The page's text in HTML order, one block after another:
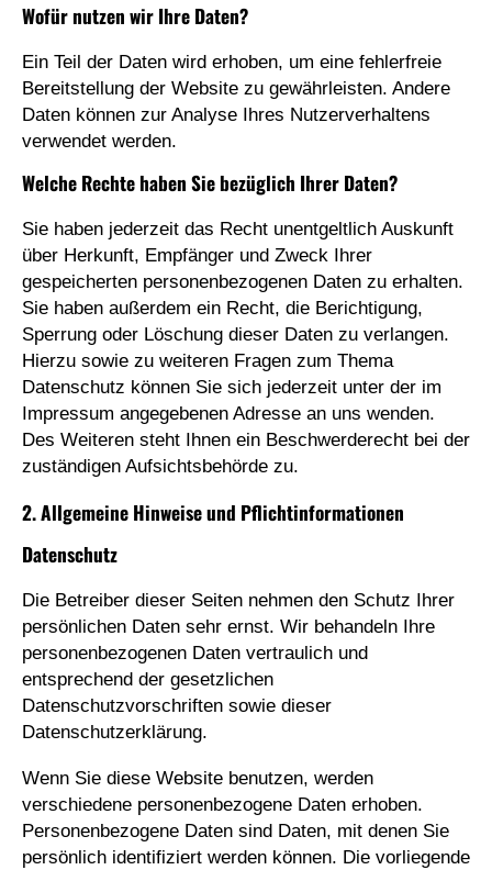
Wofür nutzen wir Ihre Daten?
Ein Teil der Daten wird erhoben, um eine fehlerfreie
Bereitstellung der Website zu gewährleisten. Andere
Daten können zur Analyse Ihres Nutzerverhaltens
verwendet werden.
Welche Rechte haben Sie bezüglich Ihrer Daten?
Sie haben jederzeit das Recht unentgeltlich Auskunft
über Herkunft, Empfänger und Zweck Ihrer
gespeicherten personenbezogenen Daten zu erhalten.
Sie haben außerdem ein Recht, die Berichtigung,
Sperrung oder Löschung dieser Daten zu verlangen.
Hierzu sowie zu weiteren Fragen zum Thema
Datenschutz können Sie sich jederzeit unter der im
Impressum angegebenen Adresse an uns wenden.
Des Weiteren steht Ihnen ein Beschwerderecht bei der
zuständigen Aufsichtsbehörde zu.
2. Allgemeine Hinweise und Pflichtinformationen
Datenschutz
Die Betreiber dieser Seiten nehmen den Schutz Ihrer
persönlichen Daten sehr ernst. Wir behandeln Ihre
personenbezogenen Daten vertraulich und
entsprechend der gesetzlichen
Datenschutzvorschriften sowie dieser
Datenschutzerklärung.
Wenn Sie diese Website benutzen, werden
verschiedene personenbezogene Daten erhoben.
Personenbezogene Daten sind Daten, mit denen Sie
persönlich identifiziert werden können. Die vorliegende